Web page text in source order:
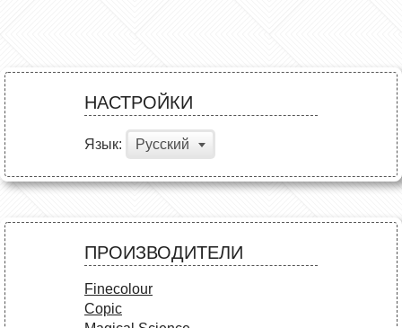
НАСТРОЙКИ
Язык: Русский
ПРОИЗВОДИТЕЛИ
Finecolour
Copic